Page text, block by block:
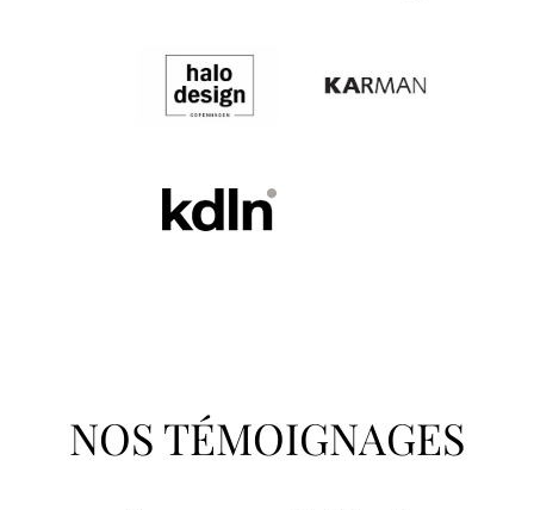
NOS TÉMOIGNAGES